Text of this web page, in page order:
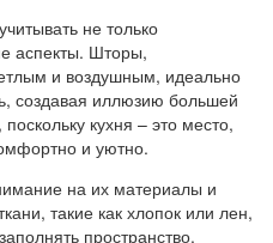
не только
аспекты. Шторы,
и воздушным, идеально
создавая иллюзию большей
кухня – это место,
и уютно.
на их материалы и
такие как хлопок или лен,
пространство,